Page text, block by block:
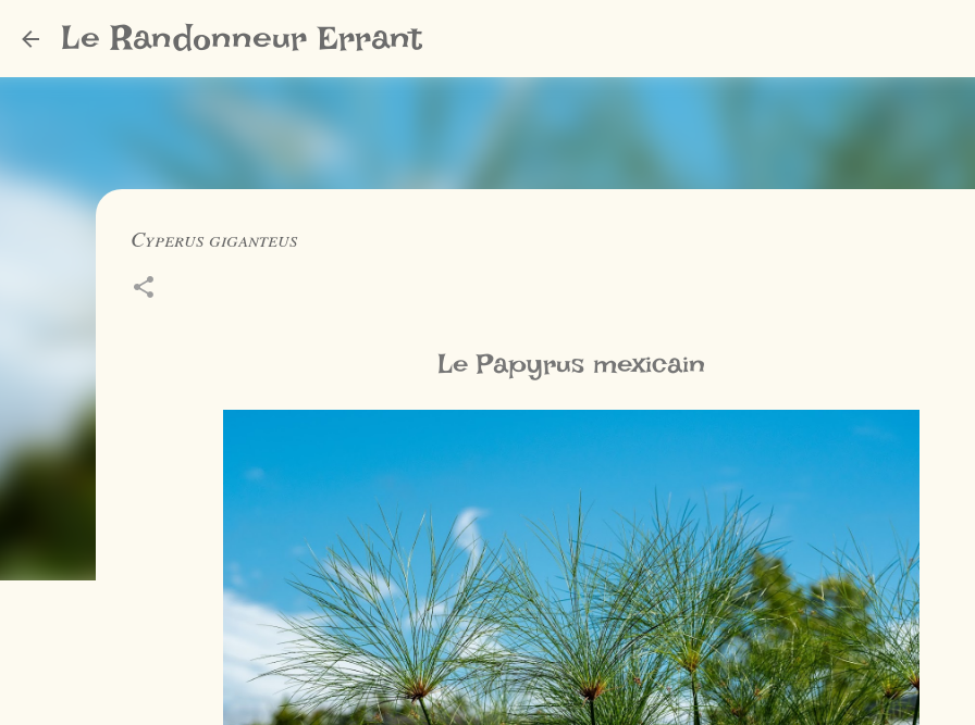
Le Randonneur Errant
Cyperus giganteus
Le Papyrus mexicain